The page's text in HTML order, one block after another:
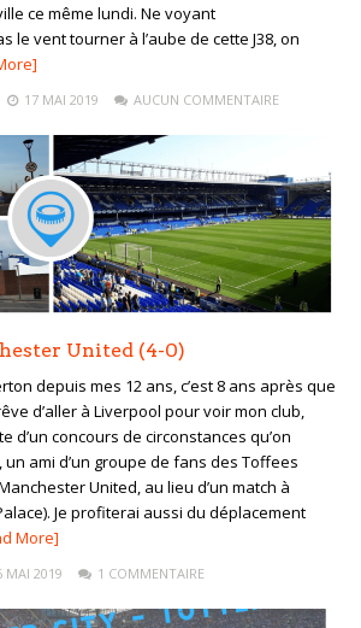
ce même lundi. Ne voyant
le vent tourner à l’aube de cette J38, on
17 MAI 2019 AUCUN COMMENTAIRE
United (4-0)
depuis mes 12 ans, c’est 8 ans après que
d’aller à Liverpool pour voir mon club,
d’un concours de circonstances qu’on
ami d’un groupe de fans des Toffees
United, au lieu d’un match à
Je profiterai aussi du déplacement
More]
MAI 2019 1 COMMENTAIRE